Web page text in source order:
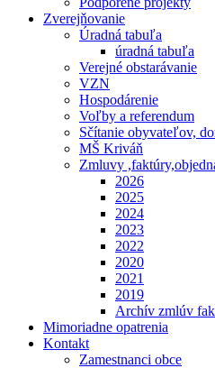
Zverejňovanie
Úradná tabuľa
úradná tabuľa
Verejné obstarávanie
VZN
Hospodárenie
Voľby a referendum
Sčítanie obyvateľov,
MŠ Kriváň
Zmluvy
2026
2025
2024
2023
2022
2020
2021
2019
Archív zmlúv
Mimoriadne opatrenia
Kontakt
Zamestnanci obce